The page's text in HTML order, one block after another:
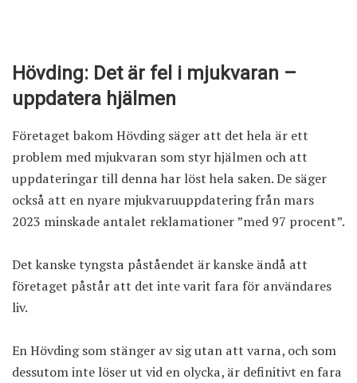
Hövding: Det är fel i mjukvaran –
uppdatera hjälmen
Företaget bakom Hövding säger att det hela är ett
problem med mjukvaran som styr hjälmen och att
uppdateringar till denna har löst hela saken. De säger
också att en nyare mjukvaruuppdatering från mars
2023 minskade antalet reklamationer ”med 97 procent”.
Det kanske tyngsta påståendet är kanske ändå att
företaget påstår att det inte varit fara för användares
liv.
En Hövding som stänger av sig utan att varna, och som
dessutom inte löser ut vid en olycka, är definitivt en fara